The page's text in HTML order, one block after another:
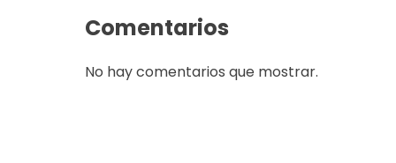
Comentarios
No hay comentarios que mostrar.